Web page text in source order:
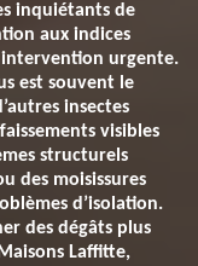
inquiétants de
aux indices
urgente.
est souvent le
insectes
visibles
structurels
des moisissures
d’isolation.
des dégâts plus
Laffitte,